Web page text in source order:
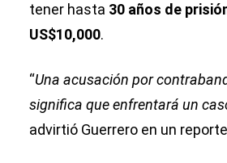
tener hasta 30 años de
US$10,000.
“Una acusación por
significa que enfrentará un
advirtió Guerrero en un